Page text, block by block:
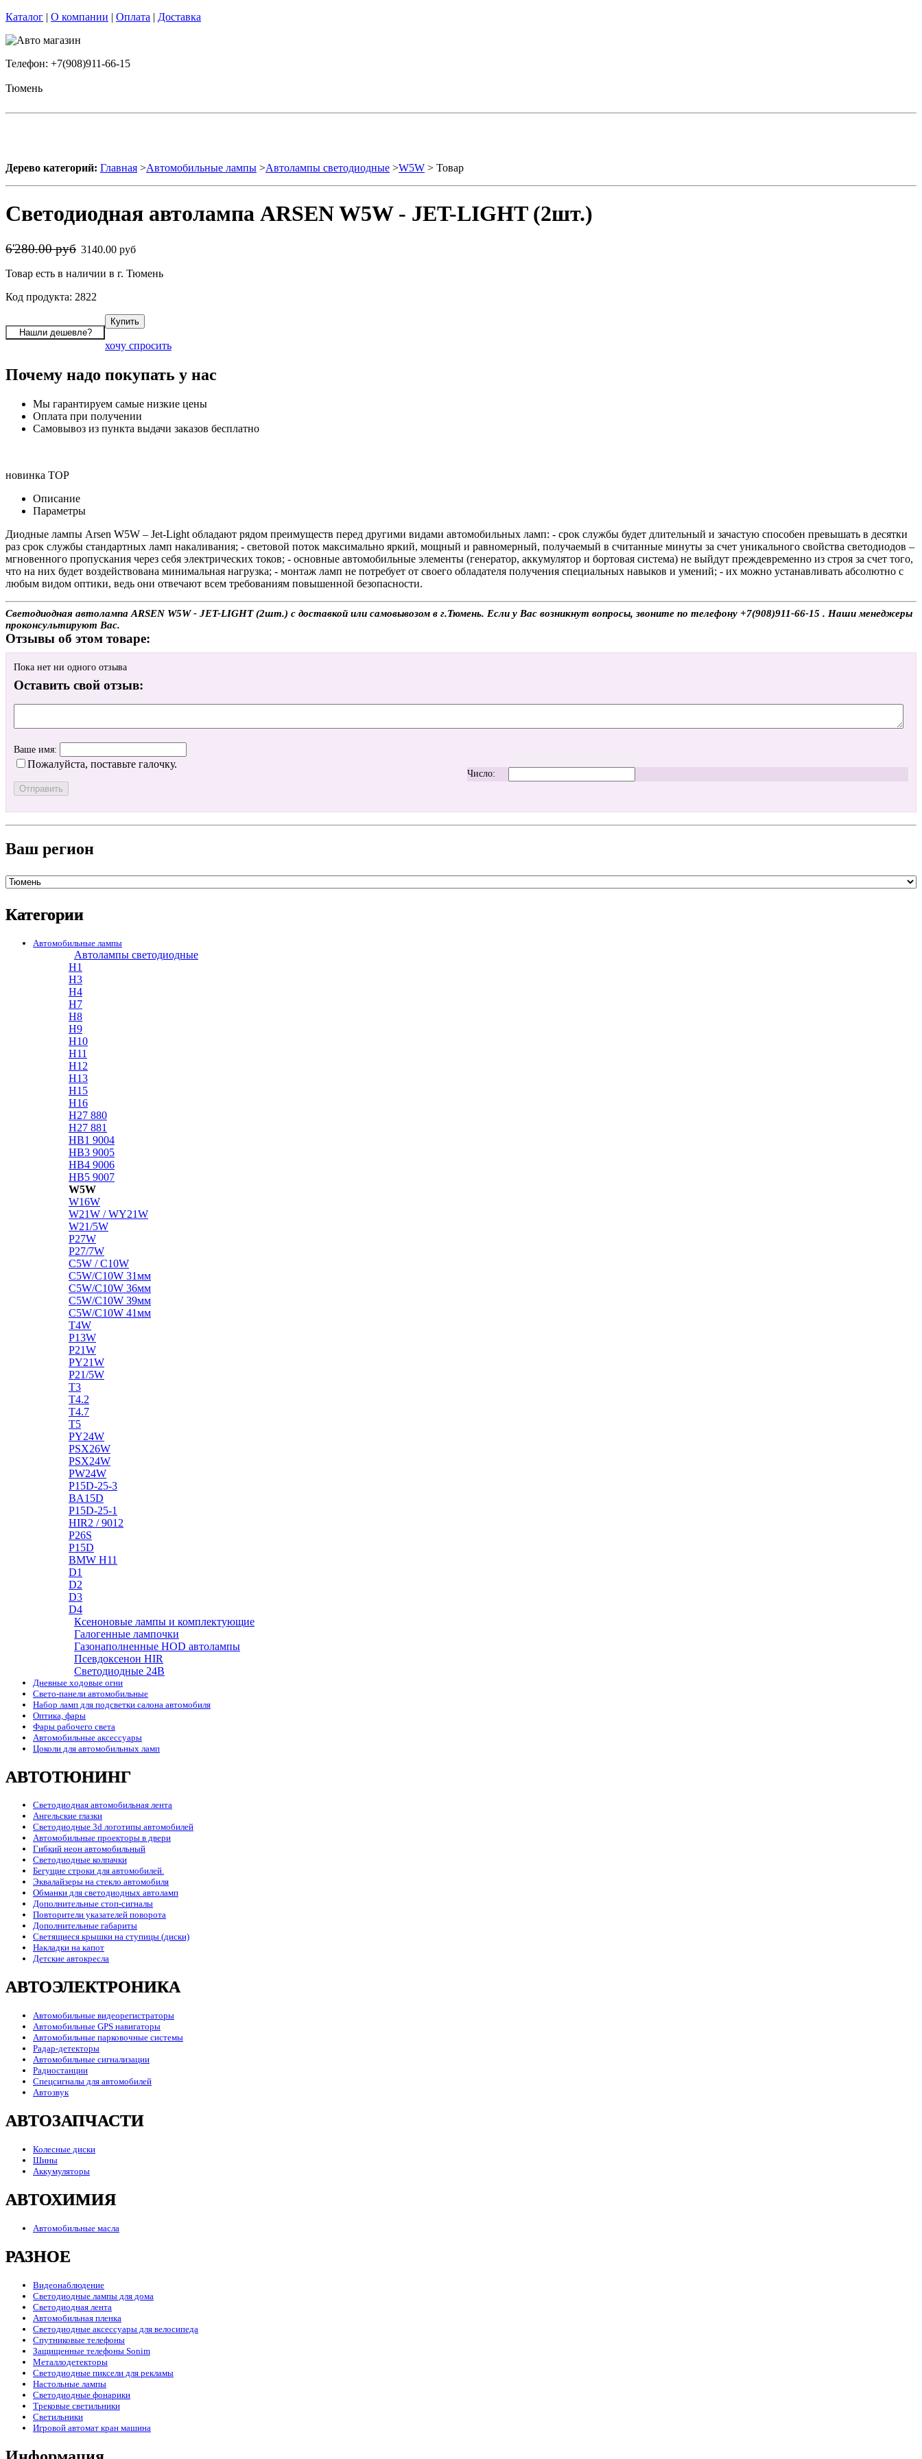
Каталог | О компании | Оплата | Доставка
Телефон: +7(908)911-66-15
Тюмень
Дерево категорий: Главная >Автомобильные лампы >Автолампы светодиодные >W5W > Товар
Светодиодная автолампа ARSEN W5W - JET-LIGHT (2шт.)
6'280.00 руб 3140.00 руб
Товар есть в наличии в г. Тюмень
Код продукта: 2822
хочу спросить
Почему надо покупать у нас
Мы гарантируем самые низкие цены
Оплата при получении
Самовывоз из пункта выдачи заказов бесплатно
новинка TOP
Описание
Параметры
Диодные лампы Arsen W5W – Jet-Light обладают рядом преимуществ перед другими видами автомобильных ламп: - срок службы будет длительный и зачастую способен превышать в десятки
раз срок службы стандартных ламп накаливания; - световой поток максимально яркий, мощный и равномерный, получаемый в считанные минуты за счет уникального свойства светодиодов –
мгновенного пропускания через себя электрических токов; - основные автомобильные элементы (генератор, аккумулятор и бортовая система) не выйдут преждевременно из строя за счет того,
что на них будет воздействована минимальная нагрузка; - монтаж ламп не потребует от своего обладателя получения специальных навыков и умений; - их можно устанавливать абсолютно с
любым видом оптики, ведь они отвечают всем требованиям повышенной безопасности.
Светодиодная автолампа ARSEN W5W - JET-LIGHT (2шт.) с доставкой или самовывозом в г.Тюмень. Если у Вас возникнут вопросы, звоните по телефону +7(908)911-66-15 . Наши менеджеры
проконсультируют Вас.
Отзывы об этом товаре:
Пока нет ни одного отзыва
Оставить свой отзыв:
Ваше имя:
Пожалуйста, поставьте галочку.
Число:
Ваш регион
Категории
Автомобильные лампы
Автолампы светодиодные
H1
H3
H4
H7
H8
H9
H10
H11
H12
H13
H15
H16
H27 880
H27 881
HB1 9004
HB3 9005
HB4 9006
HB5 9007
W5W
W16W
W21W / WY21W
W21/5W
P27W
P27/7W
C5W / C10W
C5W/C10W 31мм
C5W/C10W 36мм
C5W/C10W 39мм
C5W/C10W 41мм
T4W
P13W
P21W
PY21W
P21/5W
T3
T4.2
T4.7
T5
PY24W
PSX26W
PSX24W
PW24W
P15D-25-3
BA15D
P15D-25-1
HIR2 / 9012
P26S
P15D
BMW H11
D1
D2
D3
D4
Ксеноновые лампы и комплектующие
Галогенные лампочки
Газонаполненные HOD автолампы
Псевдоксенон HIR
Cветодиодные 24B
Дневные ходовые огни
Свето-панели автомобильные
Набор ламп для подсветки салона автомобиля
Оптика, фары
Фары рабочего света
Автомобильные аксессуары
Цоколи для автомобильных ламп
АВТОТЮНИНГ
Светодиодная автомобильная лента
Ангельские глазки
Светодиодные 3d логотипы автомобилей
Автомобильные проекторы в двери
Гибкий неон автомобильный
Светодиодные колпачки
Бегущие строки для автомобилей.
Эквалайзеры на стекло автомобиля
Обманки для светодиодных автоламп
Дополнительные стоп-сигналы
Повторители указателей поворота
Дополнительные габариты
Светящиеся крышки на ступицы (диски)
Накладки на капот
Детские автокресла
АВТОЭЛЕКТРОНИКА
Автомобильные видеорегистраторы
Автомобильные GPS навигаторы
Автомобильные парковочные системы
Радар-детекторы
Автомобильные сигнализации
Радиостанции
Спецсигналы для автомобилей
Автозвук
АВТОЗАПЧАСТИ
Колесные диски
Шины
Аккумуляторы
АВТОХИМИЯ
Автомобильные масла
РАЗНОЕ
Видеонаблюдение
Светодиодные лампы для дома
Светодиодная лента
Автомобильная пленка
Светодиодные аксессуары для велосипеда
Спутниковые телефоны
Защищенные телефоны Sonim
Металлодетекторы
Светодиодные пиксели для рекламы
Настольные лампы
Светодиодные фонарики
Трековые светильники
Светильники
Игровой автомат кран машина